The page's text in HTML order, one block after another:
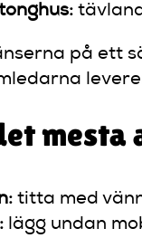
på ett
mesta
titta med
lägg undan